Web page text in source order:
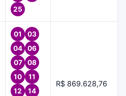
25
01
03
04
06
07
08
10
11
12
14
R$ 869.628,76